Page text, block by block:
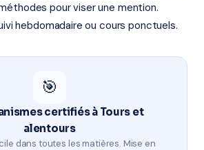
pour viser une mention.
hebdomadaire ou cours ponctuels.
🎯
certifiés à Tours et
alentours
dans toutes les matières. Mise en